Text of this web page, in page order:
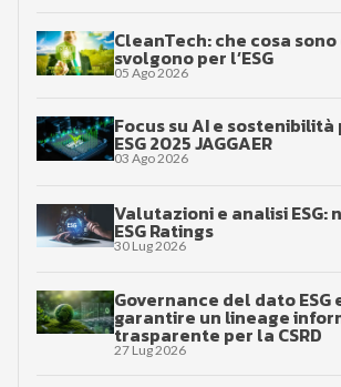
CleanTech: che cosa
svolgono per l’ESG
05 Ago 2026
Focus su AI e
ESG 2025 JAGGAER
03 Ago 2026
Valutazioni e analisi ESG:
ESG Ratings
30 Lug 2026
Governance del dato ESG
garantire un lineage
trasparente per la CSRD
27 Lug 2026